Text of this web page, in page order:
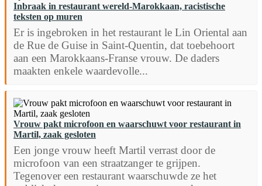
Inbraak in restaurant wereld-Marokkaan, racistische
teksten op muren
Er is ingebroken in het restaurant le Lin Oriental aan
de Rue de Guise in Saint-Quentin, dat toebehoort
aan een Marokkaans-Franse vrouw. De daders
maakten enkele waardevolle...
Vrouw pakt microfoon en waarschuwt voor restaurant in
Martil, zaak gesloten
Een jonge vrouw heeft Martil verrast door de
microfoon van een straatzanger te grijpen.
Tegenover een restaurant waarschuwde ze het